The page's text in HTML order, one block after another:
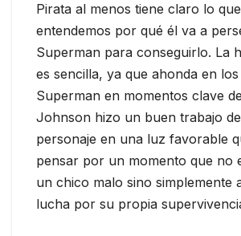
Pirata al menos tiene claro lo
entendemos por qué él va a
Superman para conseguirlo. La
es sencilla, ya que ahonda en
Superman en momentos clave
Johnson hizo un buen trabajo
personaje en una luz favorable
pensar por un momento que no
un chico malo sino simplemente
lucha por su propia